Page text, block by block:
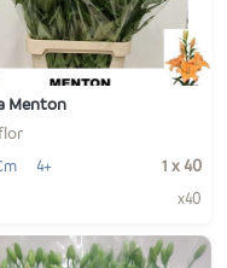
+ VOEG TOE
Menton
4+ 1 x 40
x40